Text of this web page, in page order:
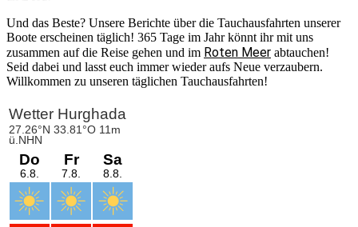
Und das Beste? Unsere Berichte über die Tauchausfahrten unserer
Boote erscheinen täglich! 365 Tage im Jahr könnt ihr mit uns
zusammen auf die Reise gehen und im Roten Meer abtauchen!
Seid dabei und lasst euch immer wieder aufs Neue verzaubern.
Willkommen zu unseren täglichen Tauchausfahrten!